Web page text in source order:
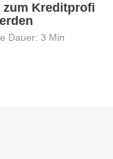
zum Kreditprofi
Dauer: 3 Min